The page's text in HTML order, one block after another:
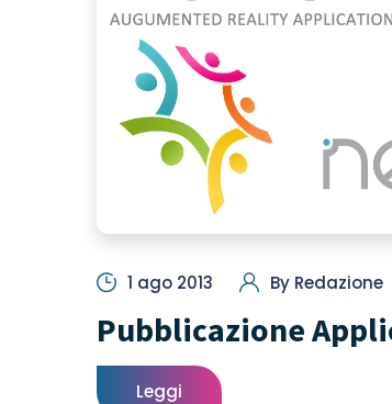
1 ago 2013 By Redazione
Pubblicazione
Leggi